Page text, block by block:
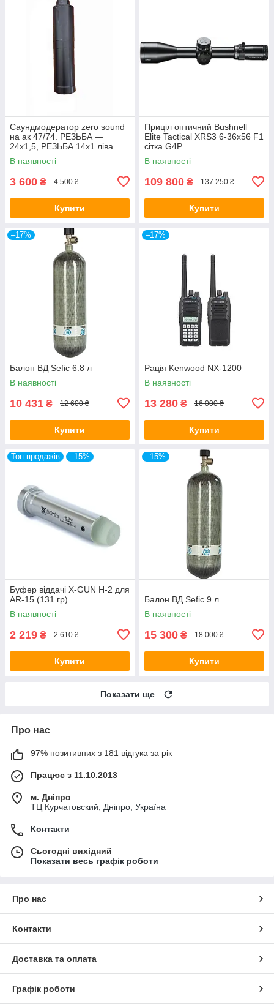
Саундмодератор zero sound
на ак 47/74. РЕЗЬБА —
24х1,5, РЕЗЬБА 14х1 ліва
В наявності
3 600 ₴ 4 500 ₴
Купити
Приціл оптичний Bushnell
Elite Tactical XRS3 6-36x56 F1
сітка G4P
В наявності
109 800 ₴ 137 250 ₴
Купити
–17%
Балон ВД Sefic 6.8 л
В наявності
10 431 ₴ 12 600 ₴
Купити
–17%
Рація Kenwood NX-1200
В наявності
13 280 ₴ 16 000 ₴
Купити
Топ продажів –15%
Буфер віддачі X-GUN H-2 для
AR-15 (131 гр)
В наявності
2 219 ₴ 2 610 ₴
Купити
–15%
Балон ВД Sefic 9 л
В наявності
15 300 ₴ 18 000 ₴
Купити
Показати ще
Про нас
97% позитивних з 181 відгука за рік
Працює з 11.10.2013
м. Дніпро
ТЦ Курчатовский, Дніпро, Україна
Контакти
Сьогодні вихідний
Показати весь графік роботи
Про нас
Контакти
Доставка та оплата
Графік роботи